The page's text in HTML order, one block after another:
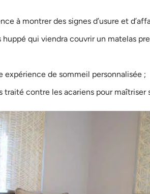
à montrer des signes d’usure et
qui viendra couvrir un matelas
expérience de sommeil personnalisée ;
contre les acariens pour maîtriser